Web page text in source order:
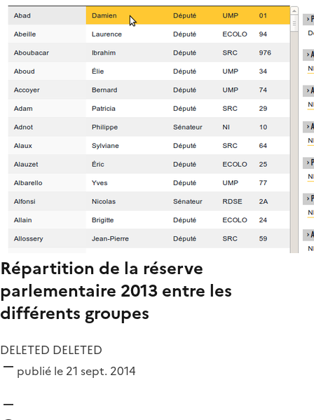
Répartition de la réserve
parlementaire 2013 entre les
différents groupes
DELETED DELETED
publié le 21 sept. 2014